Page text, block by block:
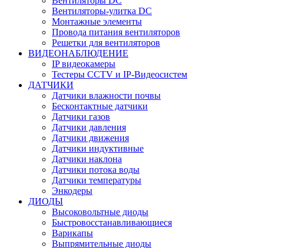
Вентиляторы-улитка DC
Монтажные элементы
Провода питания вентиляторов
Решетки для вентиляторов
ВИДЕОНАБЛЮДЕНИЕ
IP видеокамеры
Тестеры CCTV и IP-Видеосистем
ДАТЧИКИ
Датчики влажности почвы
Бесконтактные датчики
Датчики газов
Датчики давления
Датчики движения
Датчики индуктивные
Датчики наклона
Датчики потока воды
Датчики температуры
Энкодеры
ДИОДЫ
Высоковольтные диоды
Быстровосстанавливающиеся
Варикапы
Выпрямительные диоды